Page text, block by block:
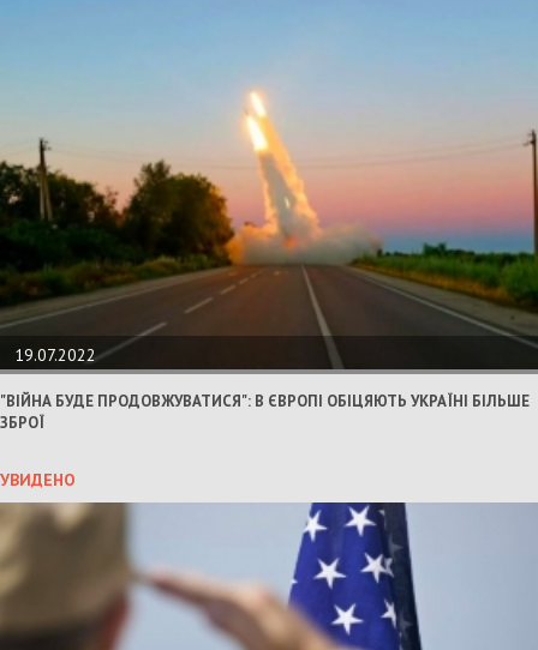
19.07.2022
"ВІЙНА БУДЕ ПРОДОВЖУВАТИСЯ": В ЄВРОПІ ОБІЦЯЮТЬ УКРАЇНІ БІЛЬШЕ
ЗБРОЇ
УВИДЕНО